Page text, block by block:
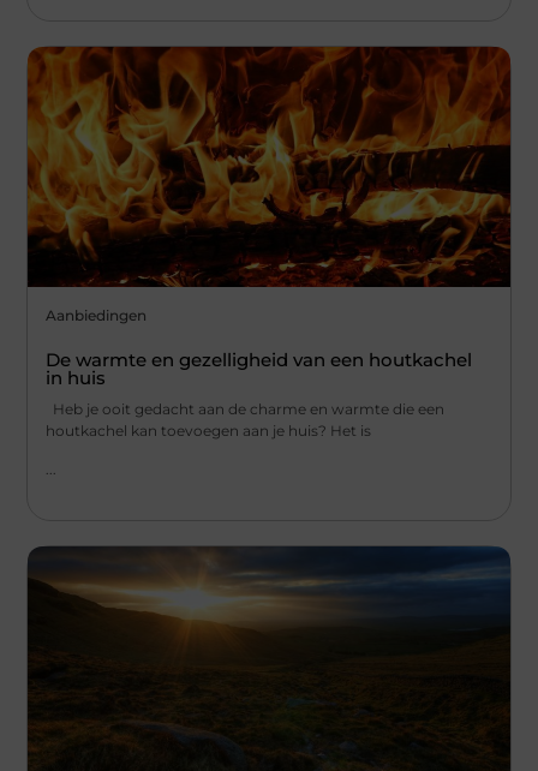
Aanbiedingen
De warmte en gezelligheid van een houtkachel
in huis
Heb je ooit gedacht aan de charme en warmte die een
houtkachel kan toevoegen aan je huis? Het is
...